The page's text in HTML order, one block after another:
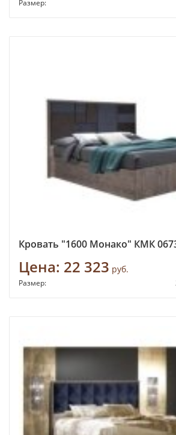
Размер:
Кровать "1600 Монако" КМК
Цена: 22 323 руб.
Размер: